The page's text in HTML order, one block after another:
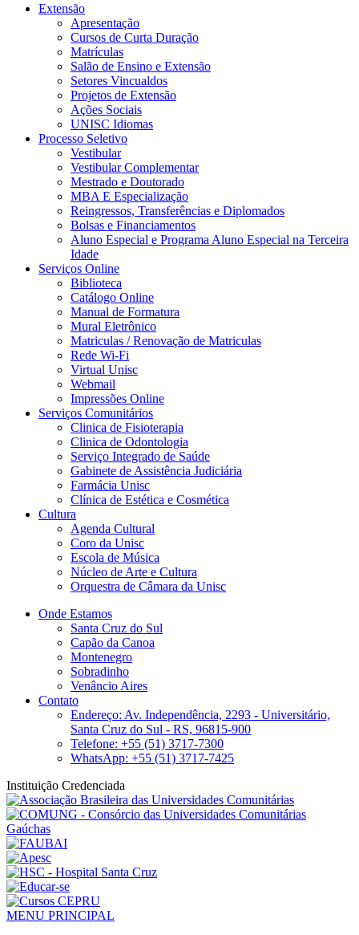
Extensão
Apresentação
Cursos de Curta Duração
Matrículas
Salão de Ensino e Extensão
Setores Vincualdos
Projetos de Extensão
Ações Sociais
UNISC Idiomas
Processo Seletivo
Vestibular
Vestibular Complementar
Mestrado e Doutorado
MBA E Especialização
Reingressos, Transferências e Diplomados
Bolsas e Financiamentos
Aluno Especial e Programa Aluno Especial na Terceira
Idade
Serviços Online
Biblioteca
Catálogo Online
Manual de Formatura
Mural Eletrônico
Matriculas / Renovação de Matriculas
Rede Wi-Fi
Virtual Unisc
Webmail
Impressões Online
Serviços Comunitários
Clinica de Fisioterapia
Clinica de Odontologia
Serviço Integrado de Saúde
Gabinete de Assistência Judiciária
Farmácia Unisc
Clínica de Estética e Cosmética
Cultura
Agenda Cultural
Coro da Unisc
Escola de Música
Núcleo de Arte e Cultura
Orquestra de Câmara da Unisc
Onde Estamos
Santa Cruz do Sul
Capão da Canoa
Montenegro
Sobradinho
Venâncio Aires
Contato
Endereço: Av. Independência, 2293 - Universitário,
Santa Cruz do Sul - RS, 96815-900
Telefone: +55 (51) 3717-7300
WhatsApp: +55 (51) 3717-7425
Instituição Credenciada
MENU PRINCIPAL